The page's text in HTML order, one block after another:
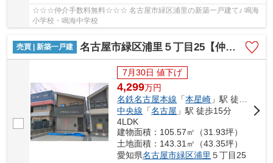
☆☆☆仲介手数料無料☆☆☆ 名古屋市緑区浦里の新築一戸建て♪ 鳴海
小学校・鳴海中学校
売買 | 新築一戸建 名古屋市緑区浦里５丁目25【仲介手数料無料】新築一戸建て 3号棟
7月30日 値下げ
4,299万円
名鉄名古屋本線 「本星崎 」駅 徒歩10分
中央線 「名古屋 」駅 徒歩15分
4LDK
建物面積：105.57㎡（31.93坪）
土地面積：143.31㎡（43.35坪）
愛知県名古屋市緑区浦里 ５丁目25